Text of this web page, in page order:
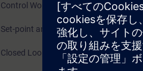
Control Words and Status Words
Set-point and Actual value Channel
Closed Loop Speed Control